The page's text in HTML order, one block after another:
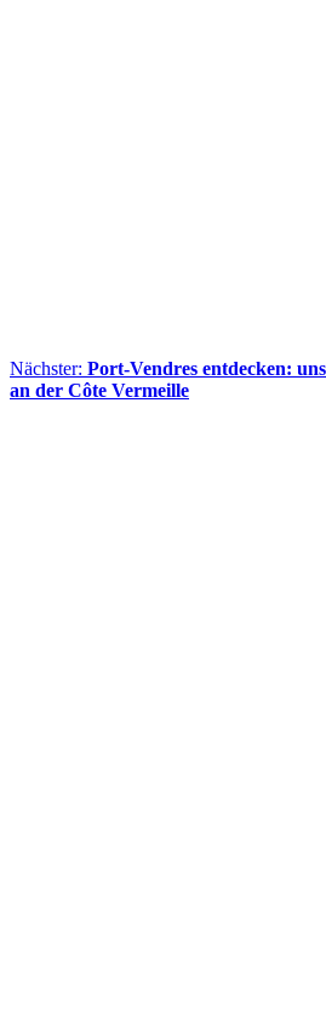
Nächster: Port-Vendres entdecken:
an der Côte Vermeille